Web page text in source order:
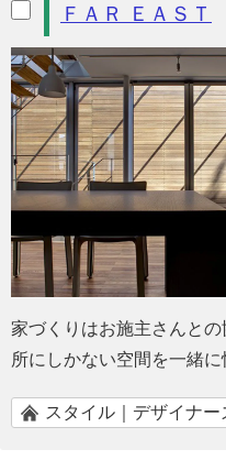
ＦＡＲ ＥＡＳＴ
家づくりはお施主さんと
所にしかない空間を一緒
スタイル｜デザイナー